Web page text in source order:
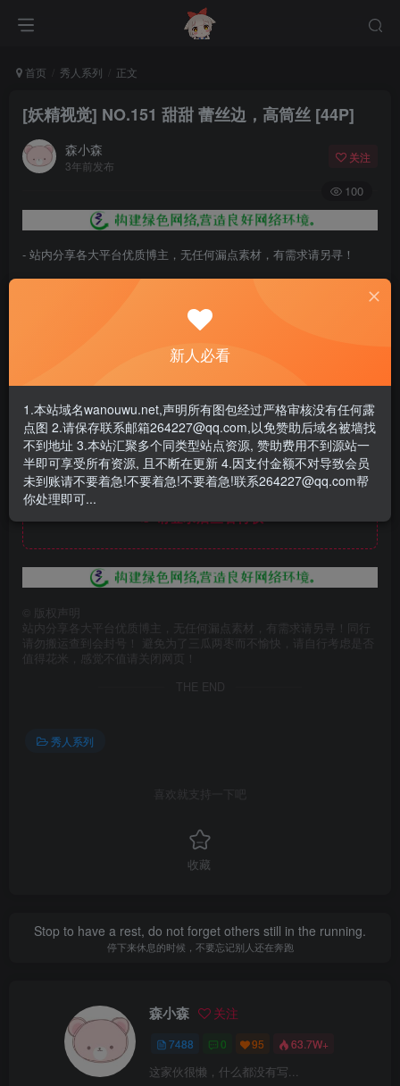
首页 秀人系列 正文
[妖精视觉] NO.151 甜甜 蕾丝边，高筒丝 [44P]
森小森
3年前发布
关注
100
- 站内分享各大平台优质博主，无任何漏点素材，有需求请另寻！
- 百度网盘提示提取码错误，请更换浏览器重试，这是百度网盘版本问
- 遇见解压密码不对、无法解压，请查看
- 资源失效/充值未到账/账号解禁...等问题请《提交工单》
此处内容已隐藏，赞助会员可见
请登录后查看特权
版权声明
站内分享各大平台优质博主，无任何漏点素材，有需求请另寻！同行
请勿搬运查到会封号！ 避免为了三瓜两枣而不愉快，请自行考虑是否
值得花米，感觉不值请关闭网页！
THE END
秀人系列
喜欢就支持一下吧
收藏
Stop to have a rest, do not forget others still in the running.
停下来休息的时候，不要忘记别人还在奔跑
森小森 关注
7488 0 95 63.7W+
这家伙很懒，什么都没有写...
新人必看
1.本站域名wanouwu.net,声明所有图包经过严格审核没有任何露
点图 2.请保存联系邮箱264227@qq.com,以免赞助后域名被墙找
不到地址 3.本站汇聚多个同类型站点资源, 赞助费用不到源站一
半即可享受所有资源, 且不断在更新 4.因支付金额不对导致会员
未到账请不要着急!不要着急!不要着急!联系264227@qq.com帮
你处理即可...